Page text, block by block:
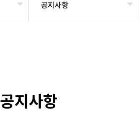
공지사항
공지사항